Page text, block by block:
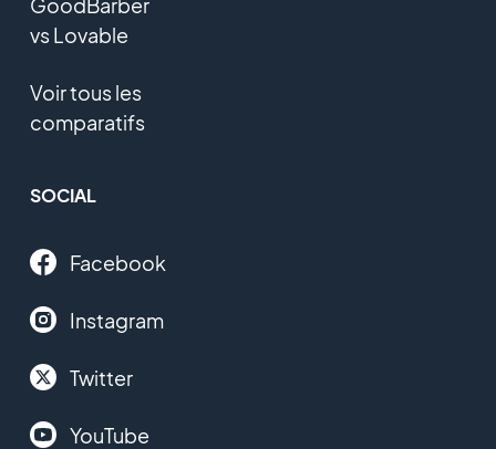
vs Lovable
Voir tous les
comparatifs
SOCIAL
Facebook
Instagram
Twitter
YouTube